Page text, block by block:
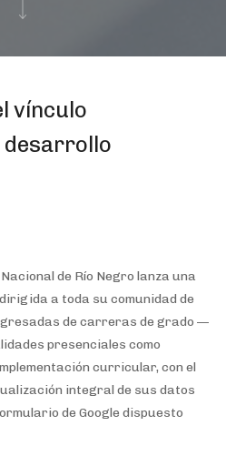
vínculo
desarrollo
de Río Negro lanza una
a toda su comunidad de
de carreras de grado —
presenciales como
curricular, con el
integral de sus datos
de Google dispuesto